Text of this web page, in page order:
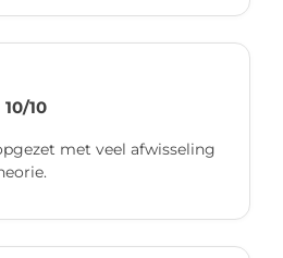
10/10
met veel afwisseling